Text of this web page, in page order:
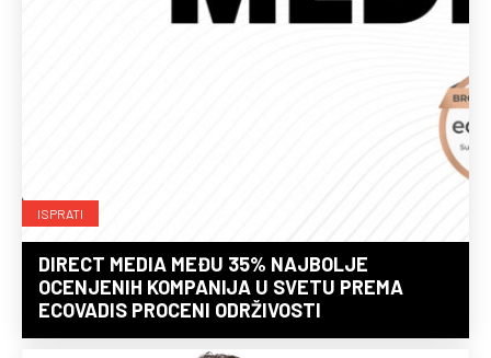
ISPRATI
DIRECT MEDIA MEĐU 35% NAJBOLJE
OCENJENIH KOMPANIJA U SVETU PREMA
ECOVADIS PROCENI ODRŽIVOSTI